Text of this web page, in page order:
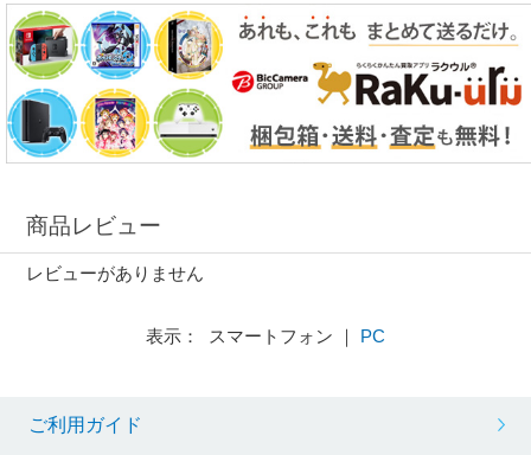
商品レビュー
レビューがありません
表示： スマートフォン ｜ PC
ご利用ガイド